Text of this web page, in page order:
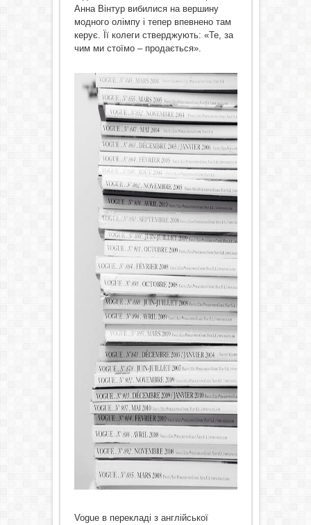
Анна Вінтур вибилися на вершину
модного олімпу і тепер впевнено там
керує. Її колеги стверджують: «Те, за
чим ми стоїмо – продається».
Voguе в перекладі з англійської